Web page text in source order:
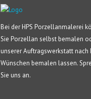
Bei der HPS Porzellanmalerei
Sie Porzellan selbst bemalen
unserer Auftragswerkstatt nach
Wünschen bemalen lassen.
Sie uns an.